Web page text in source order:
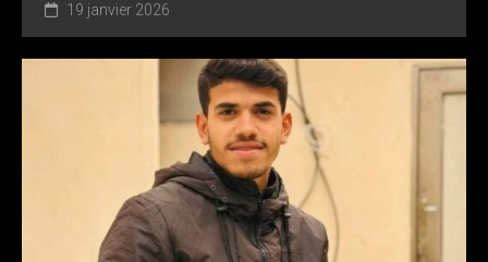
19 janvier 2026